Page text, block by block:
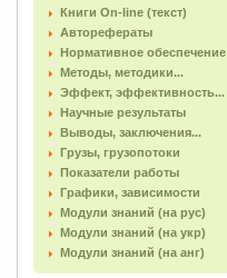
Книги On-line (текст)
Авторефераты
Нормативное обеспечение
Методы, методики...
Эффект, эффективность...
Научные результаты
Выводы, заключения...
Грузы, грузопотоки
Показатели работы
Графики, зависимости
Модули знаний (на рус)
Модули знаний (на укр)
Модули знаний (на анг)